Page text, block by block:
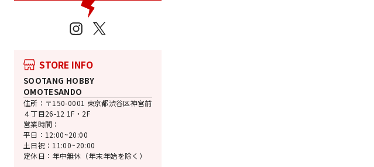
Instagram
STORE INFO
SOOTANG HOBBY
OMOTESANDO
住所：〒150-0001 東京都渋谷区神宮前
４丁目26-12 1F・2F
営業時間：
平日：12:00~20:00
土日祝：11:00~20:00
定休日：年中無休（年末年始を除く）